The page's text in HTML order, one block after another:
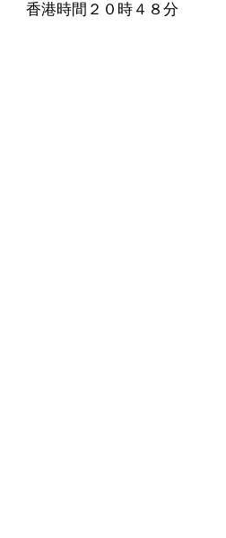
香港時間２０時４８分